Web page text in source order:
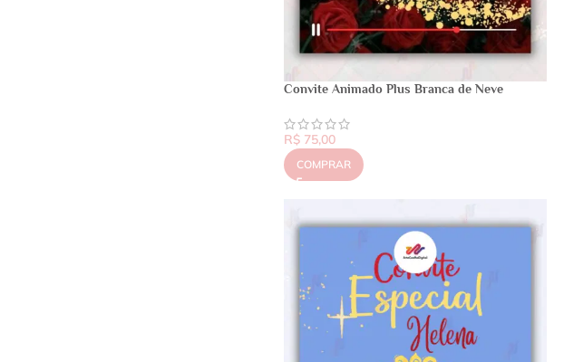
Convite Animado Plus Branca de Neve
R$75,00
COMPRAR